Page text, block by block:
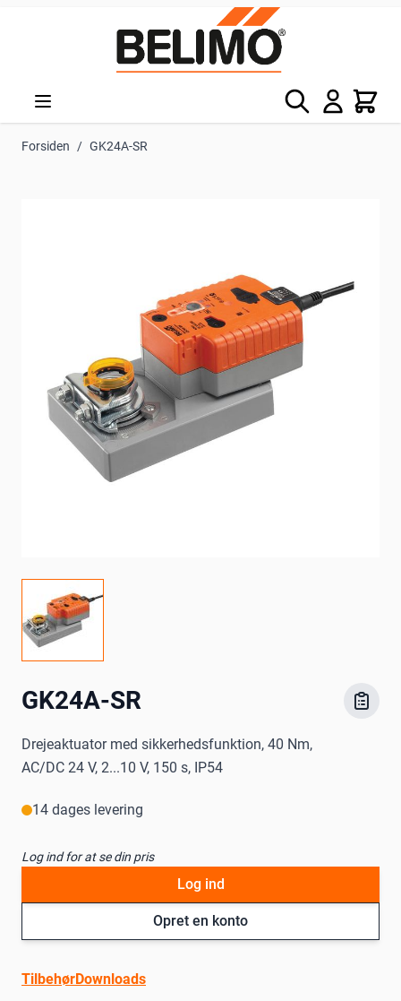
Søg Kurv
Forsiden / GK24A-SR
GK24A-SR
Drejeaktuator med sikkerhedsfunktion, 40 Nm,
AC/DC 24 V, 2...10 V, 150 s, IP54
14 dages levering
Log ind for at se din pris
Opret en konto
Log ind
TilbehørDownloads